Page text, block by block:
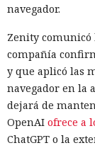
navegador.
Zenity comunicó
compañía
y que aplicó las
navegador en la
dejará de
OpenAI ofrece a
ChatGPT o la